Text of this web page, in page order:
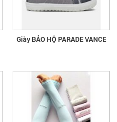
Giày BẢO HỘ PARADE VANCE